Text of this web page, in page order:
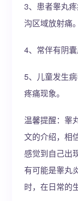
3、患者睾丸
沟区域放射痛。
4、常伴有阴
5、儿童发生
疼痛现象。
温馨提醒：睾
文的介绍，相
感觉到自己出
有可能是睾丸
时，在日常的